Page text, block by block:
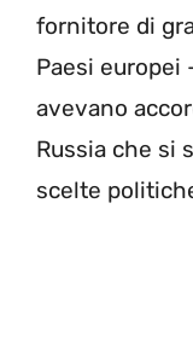
fornitore di
Paesi europei
avevano
Russia che si
scelte